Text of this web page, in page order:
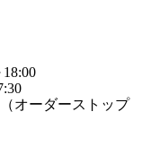
（オーダーストップ